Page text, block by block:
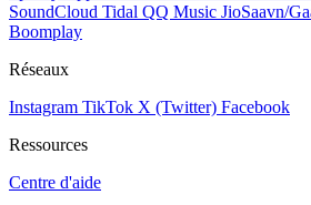
SoundCloud Tidal QQ Music JioSaavn/
Boomplay
Réseaux
Instagram TikTok X (Twitter) Facebook
Ressources
Centre d'aide